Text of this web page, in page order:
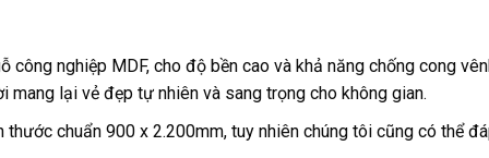
công nghiệp MDF, cho độ bền cao và khả năng chống cong
lại vẻ đẹp tự nhiên và sang trọng cho không gian.
thước chuẩn 900 x 2.200mm, tuy nhiên chúng tôi cũng có thể